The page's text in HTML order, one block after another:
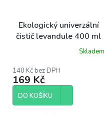
Ekologický univerzální
čistič levandule 400 ml
produktu
je
5,0
5
Skladem
140 Kč bez DPH
169 Kč
DO KOŠÍKU